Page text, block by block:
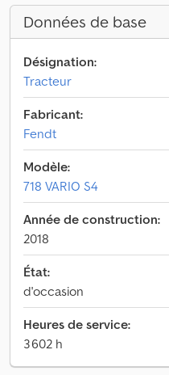
Données de base
Désignation:
Tracteur
Fabricant:
Fendt
Modèle:
718 VARIO S4
Année de construction:
2018
État:
d'occasion
Heures de service:
3 602 h